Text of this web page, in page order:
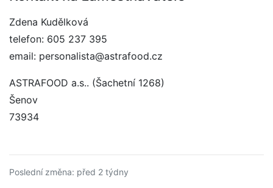
Zdena Kudělková
telefon: 605 237 395
email: personalista@astrafood.cz
ASTRAFOOD a.s.. (Šachetní 1268)
Šenov
73934
Poslední změna: před 2 týdny